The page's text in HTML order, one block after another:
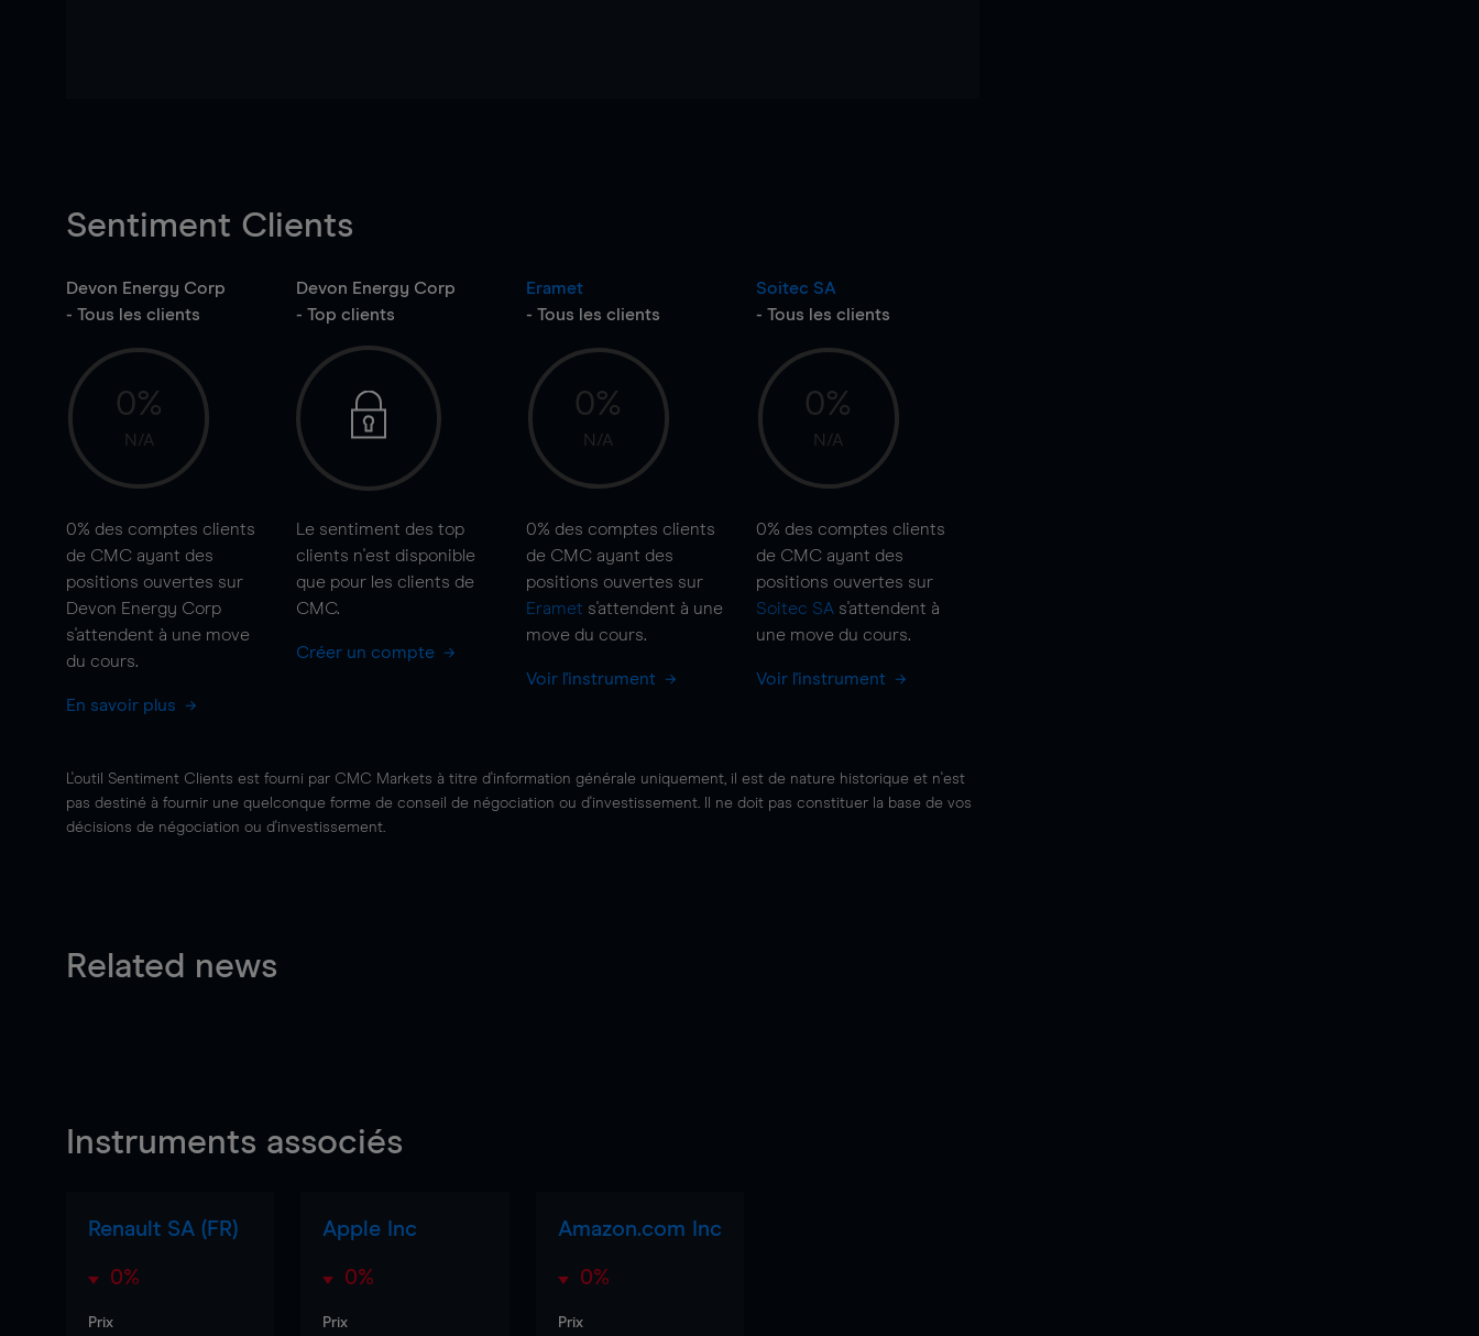
Sentiment Clients
Devon Energy Corp
- Tous les clients
0%
N/A
0% des comptes clients
de CMC ayant des
positions ouvertes sur
Devon Energy Corp
s'attendent à une move
du cours.
En savoir plus
Devon Energy Corp
- Top clients
Le sentiment des top
clients n'est disponible
que pour les clients de
CMC.
Créer un compte
Eramet
- Tous les clients
0%
N/A
0% des comptes clients
de CMC ayant des
positions ouvertes sur
Eramet s'attendent à une
move du cours.
Voir l'instrument
Soitec SA
- Tous les clients
0%
N/A
0% des comptes clients
de CMC ayant des
positions ouvertes sur
Soitec SA s'attendent à
une move du cours.
Voir l'instrument
L'outil Sentiment Clients est fourni par CMC Markets à titre d'information générale uniquement, il est de nature historique et n'est
pas destiné à fournir une quelconque forme de conseil de négociation ou d'investissement. Il ne doit pas constituer la base de vos
décisions de négociation ou d'investissement.
Related news
Instruments associés
Renault SA (FR)
0%
Prix
Apple Inc
0%
Prix
Amazon.com Inc
0%
Prix